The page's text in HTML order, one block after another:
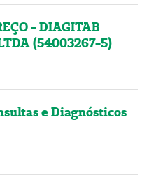
- DIAGITAB
(54003267-5)
e Diagnósticos